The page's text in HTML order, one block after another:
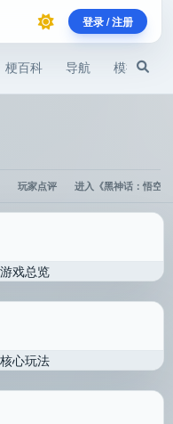
登录 / 注册
梗百科 导航 模拟器
玩家点评 进入《黑神话：悟空